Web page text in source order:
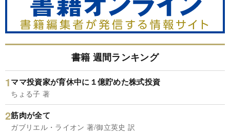
書籍 週間ランキング
ママ投資家が育休中に１億貯めた株式投資
ちょる子 著
筋肉が全て
ガブリエル・ライオン 著/御立英史 訳